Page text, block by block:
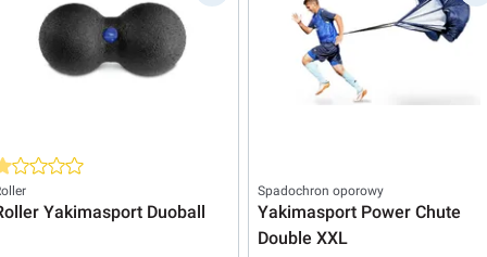
ocena 1 z 5 gwiazdek
Yakimasport Duoball
Spadochron oporowy
Yakimasport Power Chute
Double XXL